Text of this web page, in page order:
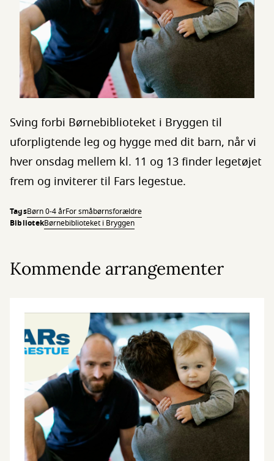
Sving forbi Børnebiblioteket i Bryggen til
uforpligtende leg og hygge med dit barn, når vi
hver onsdag mellem kl. 11 og 13 finder legetøjet
frem og inviterer til Fars legestue.
TagsBørn 0-4 årFor småbørnsforældre
BibliotekBørnebiblioteket i Bryggen
Kommende arrangementer